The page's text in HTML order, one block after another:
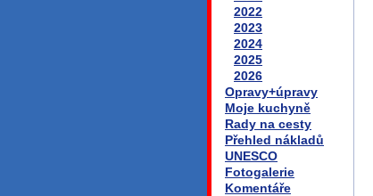
2022
2023
2024
2025
2026
Opravy+úpravy
Moje kuchyně
Rady na cesty
Přehled nákladů
UNESCO
Fotogalerie
Komentáře